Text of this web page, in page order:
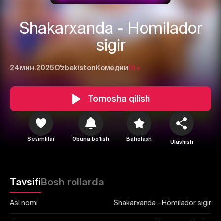
Shakarxanda - Homilador
sigir
24мин.2025O'zbekiston Комедии16+
Tomosha qilish
Sevimlilar Obuna boʻlish Baholash Ulashish
TavsifiBosh rollarda
Asl nomi Shakarxanda - Homilador sigir
1 2
Yuborish
Bekor qilish Tizimga kirish